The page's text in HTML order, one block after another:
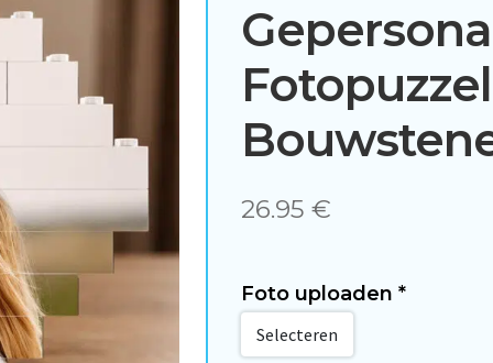
26.95 €
Foto uploaden *
Selecteren